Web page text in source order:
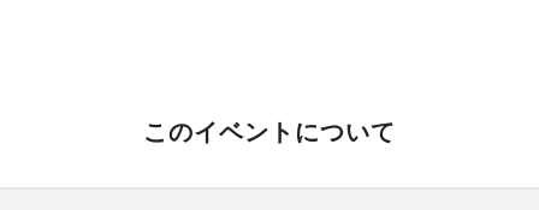
このイベントについて